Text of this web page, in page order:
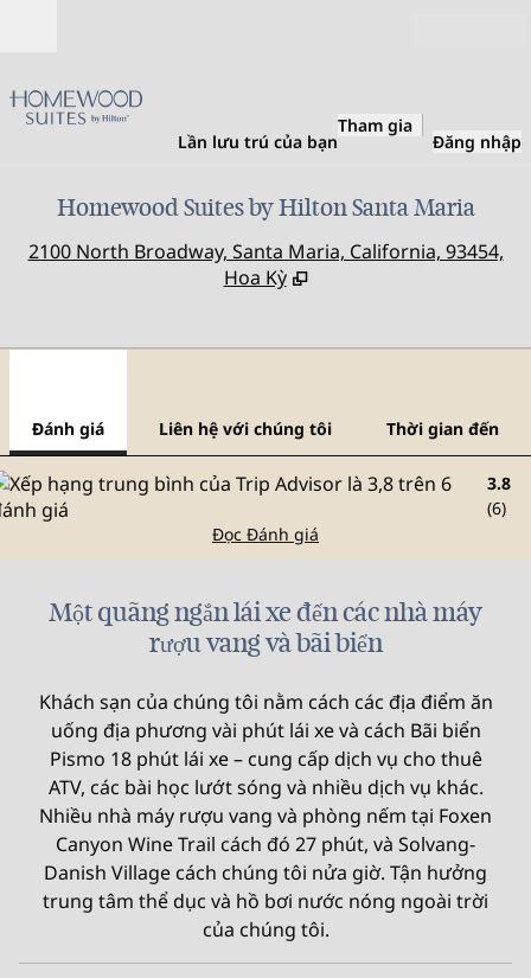
Lần lưu trú của bạn
Tham gia
Đăng nhập
Homewood Suites by Hilton Santa Maria
2100 North Broadway, Santa Maria, California, 93454,
Hoa Kỳ
Đánh giá Liên hệ với chúng tôi Thời gian đến
3.8
(6)
Đọc Đánh giá
Một quãng ngắn lái xe đến các nhà máy
rượu vang và bãi biển
Khách sạn của chúng tôi nằm cách các địa điểm ăn
uống địa phương vài phút lái xe và cách Bãi biển
Pismo 18 phút lái xe – cung cấp dịch vụ cho thuê
ATV, các bài học lướt sóng và nhiều dịch vụ khác.
Nhiều nhà máy rượu vang và phòng nếm tại Foxen
Canyon Wine Trail cách đó 27 phút, và Solvang-
Danish Village cách chúng tôi nửa giờ. Tận hưởng
trung tâm thể dục và hồ bơi nước nóng ngoài trời
của chúng tôi.